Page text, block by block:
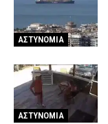
ΑΣΤΥΝΟΜΙΑ
ΑΣΤΥΝΟΜΙΑ